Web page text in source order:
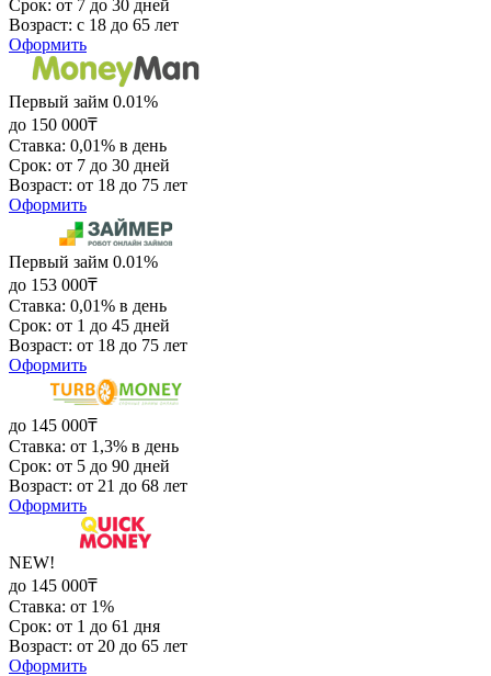
Срок: от 7 до 30 дней
Возраст: с 18 до 65 лет
Оформить
Первый займ 0.01%
до 150 000₸
Ставка: 0,01% в день
Срок: от 7 до 30 дней
Возраст: от 18 до 75 лет
Оформить
Первый займ 0.01%
до 153 000₸
Ставка: 0,01% в день
Срок: от 1 до 45 дней
Возраст: от 18 до 75 лет
Оформить
до 145 000₸
Ставка: от 1,3% в день
Срок: от 5 до 90 дней
Возраст: от 21 до 68 лет
Оформить
NEW!
до 145 000₸
Ставка: от 1%
Срок: от 1 до 61 дня
Возраст: от 20 до 65 лет
Оформить